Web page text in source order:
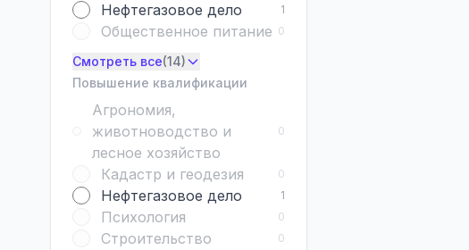
Нефтегазовое дело 1
Общественное питание 0
Смотреть все(14)
Повышение квалификации
Агрономия,
животноводство и
лесное хозяйство
0
Кадастр и геодезия 0
Нефтегазовое дело 1
Психология 0
Строительство 0